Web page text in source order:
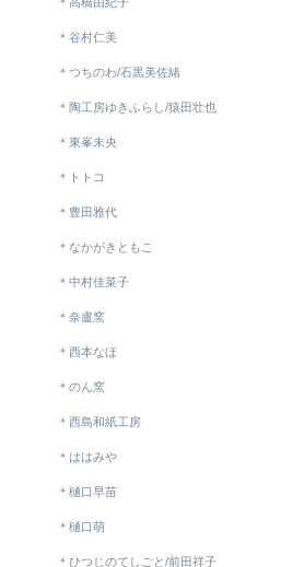
＊高橋由紀子
＊谷村仁美
＊つちのわ/石黒美佐緒
＊陶工房ゆきふらし/猿田壮也
＊東峯未央
＊トトコ
＊豊田雅代
＊なかがきともこ
＊中村佳菜子
＊奈盧窯
＊西本なほ
＊のん窯
＊西島和紙工房
＊ははみや
＊樋口早苗
＊樋口萌
＊ひつじのてしごと/前田祥子